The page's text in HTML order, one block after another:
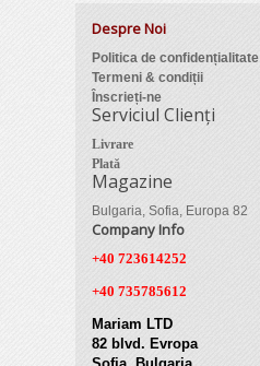
Despre Noi
Politica de confidențialitate
Termeni & condiții
Înscrieți-ne
Serviciul Clienți
Livrare
Plată
Magazine
Bulgaria, Sofia, Europa 82
Company Info
+40 723614252
+40 735785612
Mariam LTD
82 blvd. Evropa